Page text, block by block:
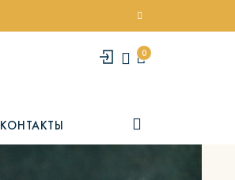
0
КОНТАКТЫ